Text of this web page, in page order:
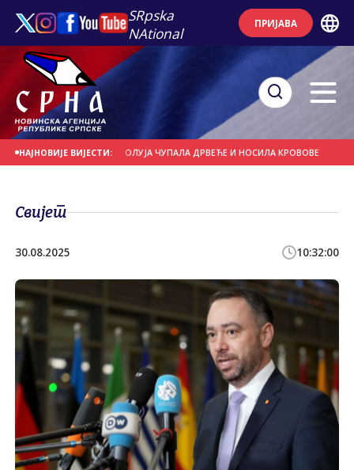
SRpska
NAtional
ПРИЈАВА
НАЈНОВИЈЕ ВИЈЕСТИ:
НА ДАНАШЊИ ДАН ОЛУЈА ЧУПАЛА ДРВЕЋЕ И НОСИЛА КРОВОВЕ ЈАКИ
Свијет
30.08.2025 10:32:00